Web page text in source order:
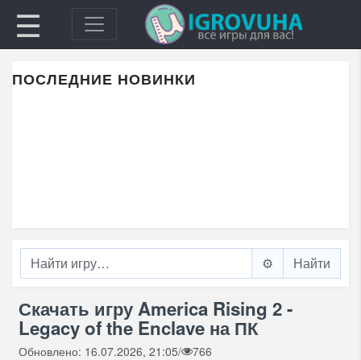
☰
ПОСЛЕДНИЕ НОВИНКИ
⚙️
Скачать игру America Rising 2 -
Legacy of the Enclave на ПК
Обновлено: 16.07.2026, 21:05/ 766